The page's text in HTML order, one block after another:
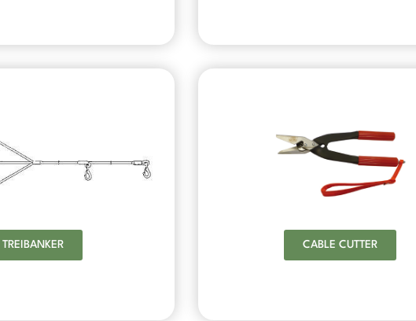
TREIBANKER CABLE CUTTER